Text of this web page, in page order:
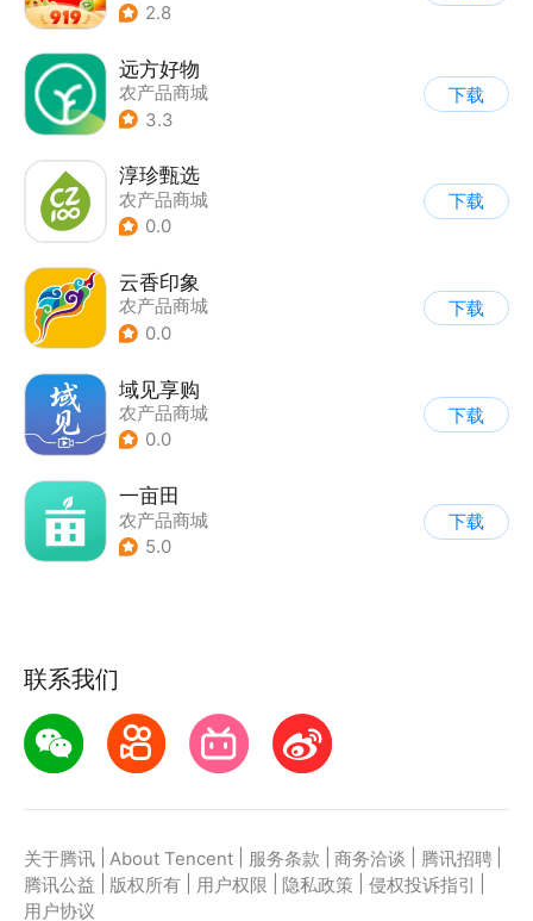
2.8
远方好物
农产品商城
3.3
下载
淳珍甄选
农产品商城
0.0
下载
云香印象
农产品商城
0.0
下载
域见享购
农产品商城
0.0
下载
一亩田
农产品商城
5.0
下载
联系我们
关于腾讯 About Tencent 服务条款 商务洽谈 腾讯招聘
腾讯公益
版权所有 用户权限 隐私政策 侵权投诉指引
用户协议